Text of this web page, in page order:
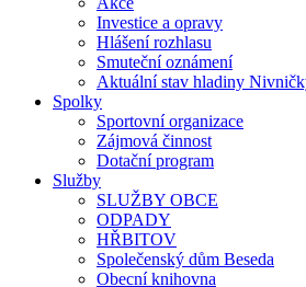
Investice a opravy
Hlášení rozhlasu
Smuteční oznámení
Aktuální stav hladiny
Spolky
Sportovní organizace
Zájmová činnost
Dotační program
Služby
SLUŽBY OBCE
ODPADY
HŘBITOV
Společenský dům Beseda
Obecní knihovna